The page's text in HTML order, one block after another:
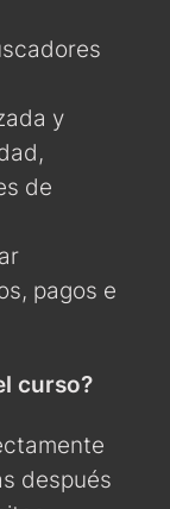
y
de
pagos e
curso?
después